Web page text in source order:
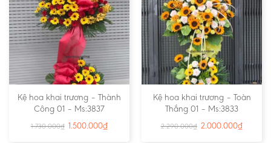
Kệ hoa khai trương – Thành
Công 01 – Ms:3837
1.730.000₫ 1.500.000₫
Kệ hoa khai trương – Toàn
Thắng 01 – Ms:3833
2.290.000₫ 2.000.000₫